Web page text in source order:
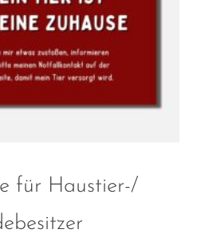
für Haustier-/